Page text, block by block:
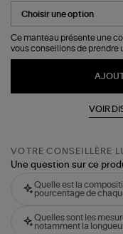
Ce manteau présente une
vous conseillons de prendre
VOIR
VOTRE CONSEILLÈRE
Une question sur ce
Quelle est la
pourcentage de
Quelles sont les
notamment la